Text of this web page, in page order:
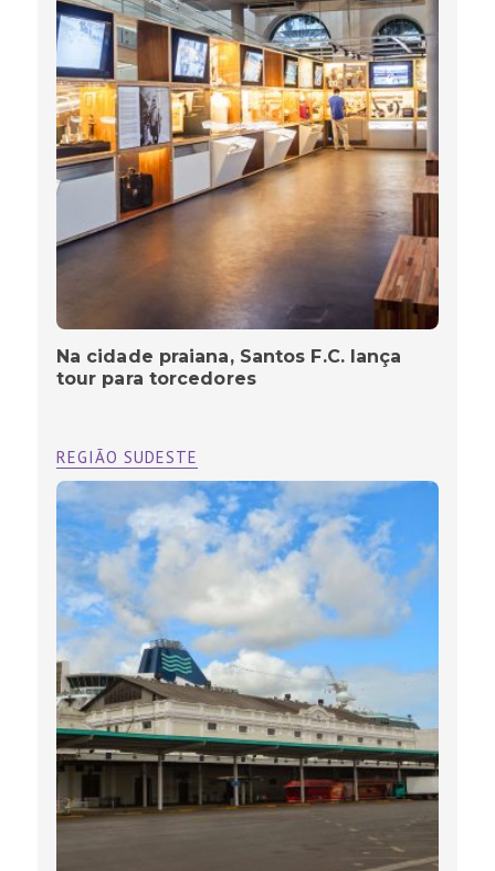
Na cidade praiana, Santos F.C. lança
tour para torcedores
REGIÃO SUDESTE